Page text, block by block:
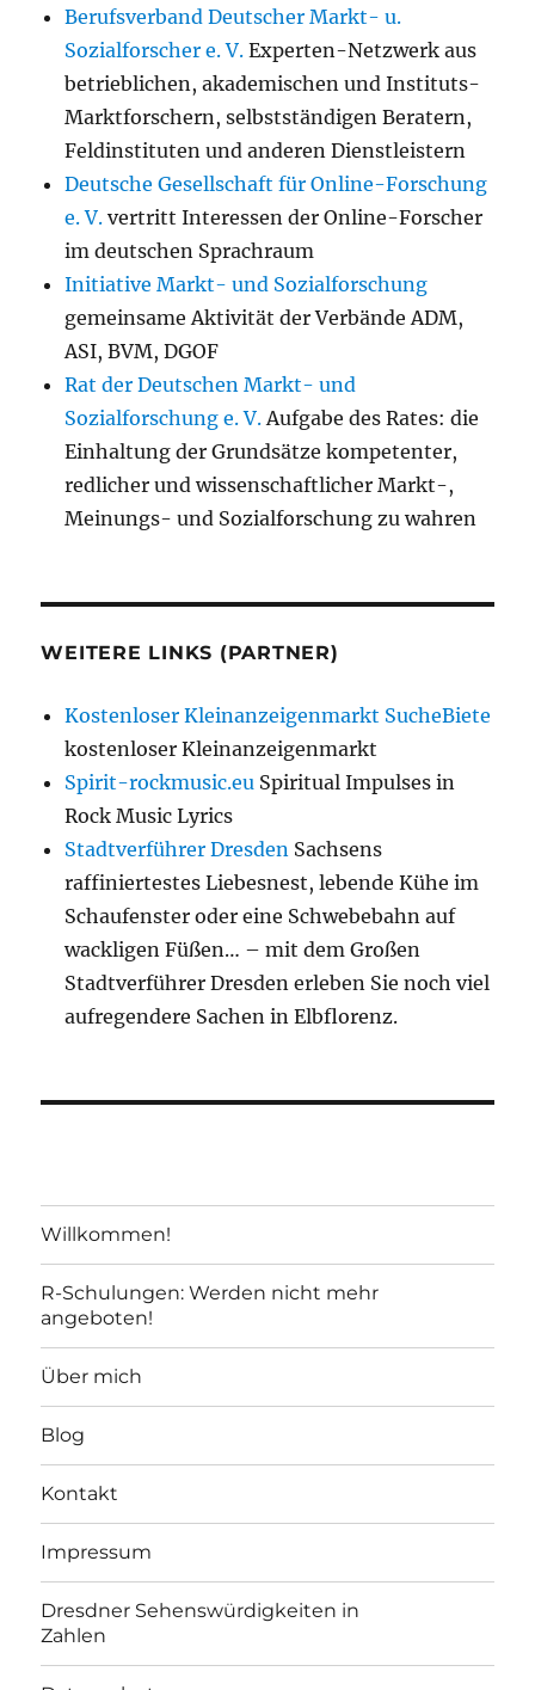
Berufsverband Deutscher Markt- u.
Sozialforscher e. V. Experten-Netzwerk aus
betrieblichen, akademischen und Instituts-
Marktforschern, selbstständigen Beratern,
Feldinstituten und anderen Dienstleistern
Deutsche Gesellschaft für Online-Forschung
e. V. vertritt Interessen der Online-Forscher
im deutschen Sprachraum
Initiative Markt- und Sozialforschung
gemeinsame Aktivität der Verbände ADM,
ASI, BVM, DGOF
Rat der Deutschen Markt- und
Sozialforschung e. V. Aufgabe des Rates: die
Einhaltung der Grundsätze kompetenter,
redlicher und wissenschaftlicher Markt-,
Meinungs- und Sozialforschung zu wahren
WEITERE LINKS (PARTNER)
Kostenloser Kleinanzeigenmarkt SucheBiete
kostenloser Kleinanzeigenmarkt
Spirit-rockmusic.eu Spiritual Impulses in
Rock Music Lyrics
Stadtverführer Dresden Sachsens
raffiniertestes Liebesnest, lebende Kühe im
Schaufenster oder eine Schwebebahn auf
wackligen Füßen… – mit dem Großen
Stadtverführer Dresden erleben Sie noch viel
aufregendere Sachen in Elbflorenz.
Willkommen!
R-Schulungen: Werden nicht mehr
angeboten!
Über mich
Blog
Kontakt
Impressum
Dresdner Sehenswürdigkeiten in
Zahlen